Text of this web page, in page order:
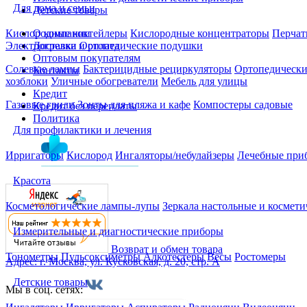
Для дома и семьи
Кислородные коктейлеры Кислородные концентраторы
Электрогрелки Ортопедические подушки
Солевые лампы Бактерицидные рециркуляторы
хозблоки Уличные обогреватели Мебель для улицы
Газовые грили Зонты для пляжа и кафе Компостеры садовые
Для профилактики и лечения
Ирригаторы Кислород Ингаляторы/небулайзеры Лечебные
Красота
Косметологические лампы-лупы Зеркала настольные и
Измерительные и диагностические приборы
Тонометры Пульсоксиметры Алкотестеры Весы Ростомеры
Детские товары
Детские товары
О компании
Доставка и оплата
Оптовым покупателям
Контакты
Кредит
Кредит без переплаты
Политика
Возврат и обмен товара
Адрес: г. Москва, ул. Кусковская, д. 20, стр. А
Мы в соц. сетях: